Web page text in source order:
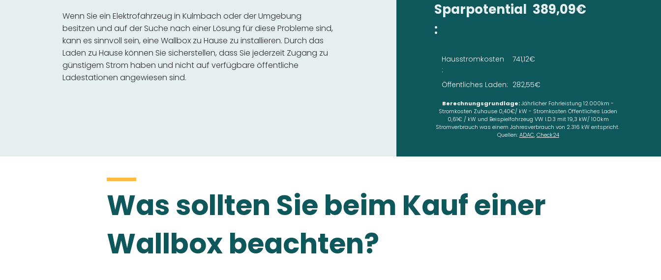
Wenn Sie ein Elektrofahrzeug in Kulmbach oder der Umgebung
besitzen und auf der Suche nach einer Lösung für diese Probleme sind,
kann es sinnvoll sein, eine Wallbox zu Hause zu installieren. Durch das
Laden zu Hause können Sie sicherstellen, dass Sie jederzeit Zugang zu
günstigem Strom haben und nicht auf verfügbare öffentliche
Ladestationen angewiesen sind.
Sparpotential
:
389,09€
Hausstromkosten
:
Öffentliches Laden:
741,12€
282,55€
Berechnungsgrundlage:Jährlicher Fahrleistung 12.000km -
Stromkosten Zuhause 0,40€/ kW - Stromkosten Öffentliches Laden
0,61€ / kW und Beispielfahrzeug VW I.D.3 mit 19,3 kW/ 100km
Stromverbrauch was einem Jahresverbrauch von 2.316 kW entspricht.
Quellen:ADAC,Check24
Was sollten Sie beim Kauf einer
Wallbox beachten?